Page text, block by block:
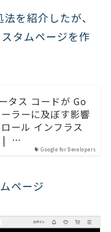
を紹介したが、
タムページを作
Google for Developers
タス コードが Go
ラーに及ぼす影響
ール インフラス
| …
ページ